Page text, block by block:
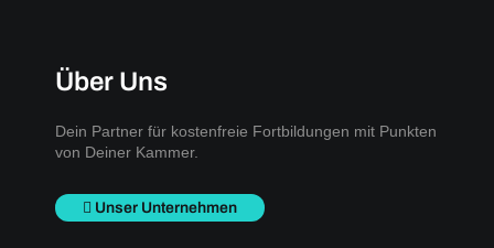
Über Uns
Dein Partner für kostenfreie Fortbildungen mit Punkten
von Deiner Kammer.
Unser Unternehmen